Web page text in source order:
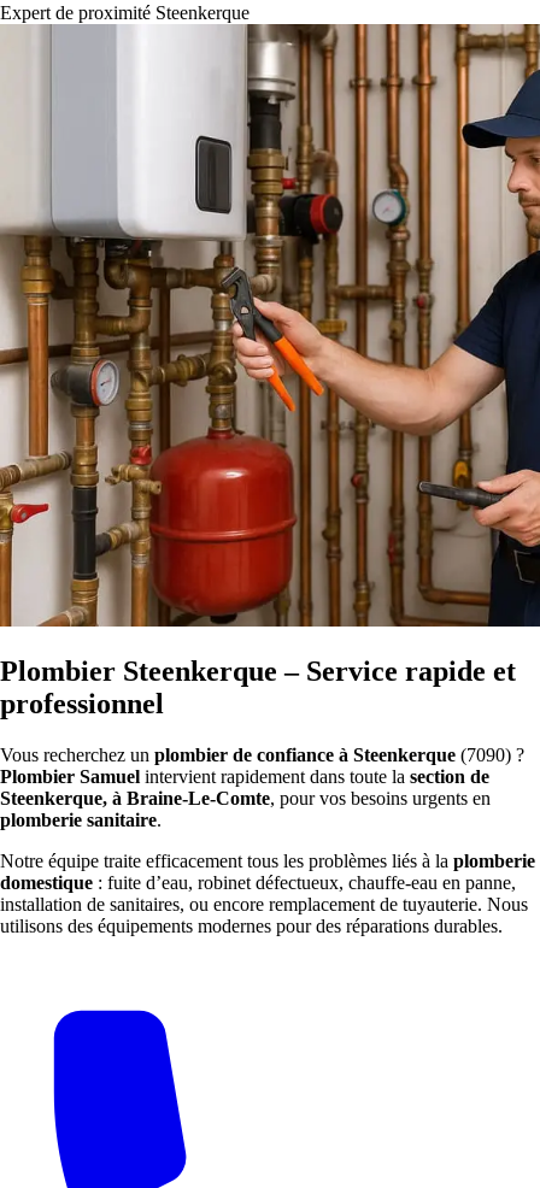
Expert de proximité Steenkerque
Plombier Steenkerque – Service rapide et
professionnel
Vous recherchez un plombier de confiance à Steenkerque (7090) ?
Plombier Samuel intervient rapidement dans toute la section de
Steenkerque, à Braine-Le-Comte, pour vos besoins urgents en
plomberie sanitaire.
Notre équipe traite efficacement tous les problèmes liés à la plomberie
domestique : fuite d’eau, robinet défectueux, chauffe-eau en panne,
installation de sanitaires, ou encore remplacement de tuyauterie. Nous
utilisons des équipements modernes pour des réparations durables.